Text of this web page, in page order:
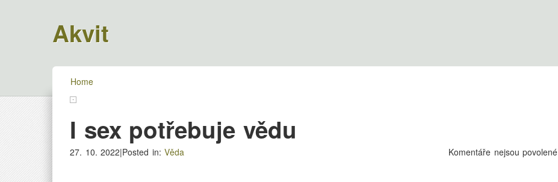
Akvit
Home
I sex potřebuje vědu
27. 10. 2022|Posted in:Věda Komentáře nejsou povolenéu